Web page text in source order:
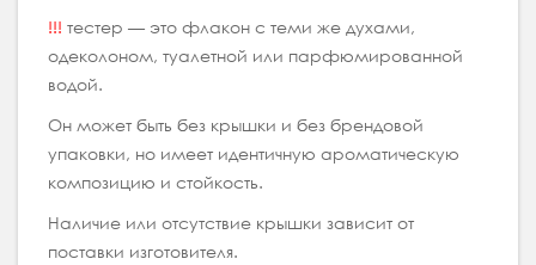
!!! тестер — это флакон с теми же духами,
одеколоном, туалетной или парфюмированной
водой.
Он может быть без крышки и без брендовой
упаковки, но имеет идентичную ароматическую
композицию и стойкость.
Наличие или отсутствие крышки зависит от
поставки изготовителя.